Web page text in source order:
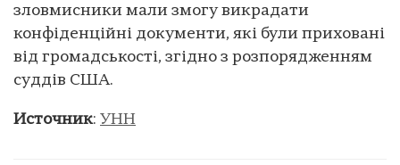
зловмисники мали змогу викрадати
конфіденційні документи, які були приховані
від громадськості, згідно з розпорядженням
суддів США.
Источник: УНН